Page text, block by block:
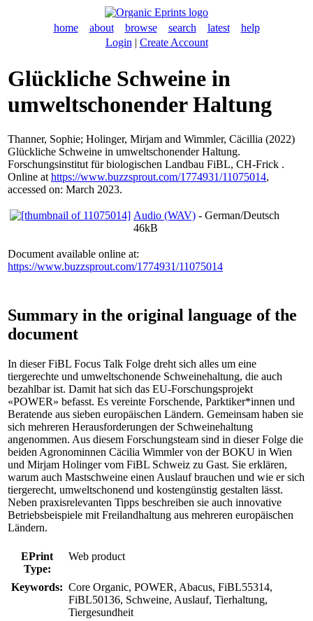
home about browse search latest
help
Login | Create Account
Glückliche Schweine in
umweltschonender Haltung
Thanner, Sophie; Holinger, Mirjam and Wimmler, Cäcillia (2022)
Glückliche Schweine in umweltschonender Haltung.
Forschungsinstitut für biologischen Landbau FiBL, CH-Frick .
Online at https://www.buzzsprout.com/1774931/11075014,
accessed on: March 2023.
Audio (WAV) - German/Deutsch
46kB
Document available online at:
https://www.buzzsprout.com/1774931/11075014
Summary in the original language of the
document
In dieser FiBL Focus Talk Folge dreht sich alles um eine
tiergerechte und umweltschonende Schweinehaltung, die auch
bezahlbar ist. Damit hat sich das EU-Forschungsprojekt
«POWER» befasst. Es vereinte Forschende, Parktiker*innen und
Beratende aus sieben europäischen Ländern. Gemeinsam haben sie
sich mehreren Herausforderungen der Schweinehaltung
angenommen. Aus diesem Forschungsteam sind in dieser Folge die
beiden Agronominnen Cäcilia Wimmler von der BOKU in Wien
und Mirjam Holinger vom FiBL Schweiz zu Gast. Sie erklären,
warum auch Mastschweine einen Auslauf brauchen und wie er sich
tiergerecht, umweltschonend und kostengünstig gestalten lässt.
Neben praxisrelevanten Tipps beschreiben sie auch innovative
Betriebsbeispiele mit Freilandhaltung aus mehreren europäischen
Ländern.
EPrint
Type:
Web product
Keywords: Core Organic, POWER, Abacus, FiBL55314,
FiBL50136, Schweine, Auslauf, Tierhaltung,
Tiergesundheit